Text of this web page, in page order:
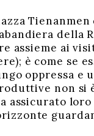
della
assieme ai
è come se
oppressa e
non si
assicurato